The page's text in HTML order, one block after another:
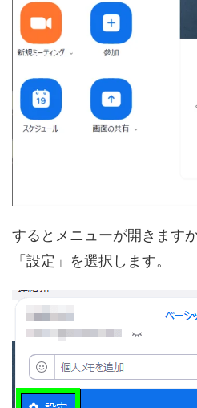
するとメニューが開きます
「設定」を選択します。